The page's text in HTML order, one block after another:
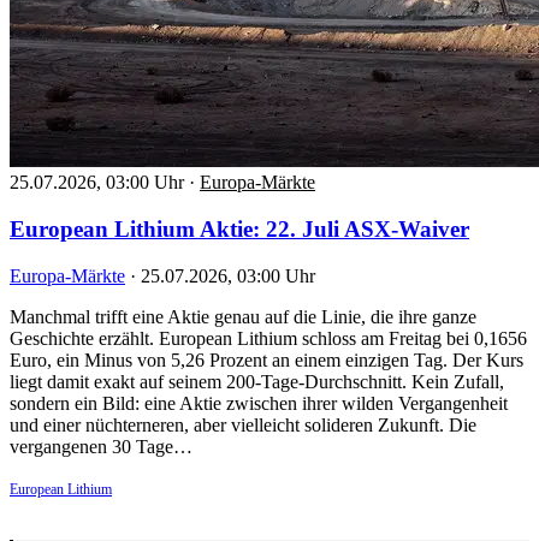
25.07.2026, 03:00 Uhr · Europa-Märkte
European Lithium Aktie: 22. Juli ASX-Waiver
Europa-Märkte · 25.07.2026, 03:00 Uhr
Manchmal trifft eine Aktie genau auf die Linie, die ihre ganze
Geschichte erzählt. European Lithium schloss am Freitag bei 0,1656
Euro, ein Minus von 5,26 Prozent an einem einzigen Tag. Der Kurs
liegt damit exakt auf seinem 200-Tage-Durchschnitt. Kein Zufall,
sondern ein Bild: eine Aktie zwischen ihrer wilden Vergangenheit
und einer nüchterneren, aber vielleicht solideren Zukunft. Die
vergangenen 30 Tage…
European Lithium